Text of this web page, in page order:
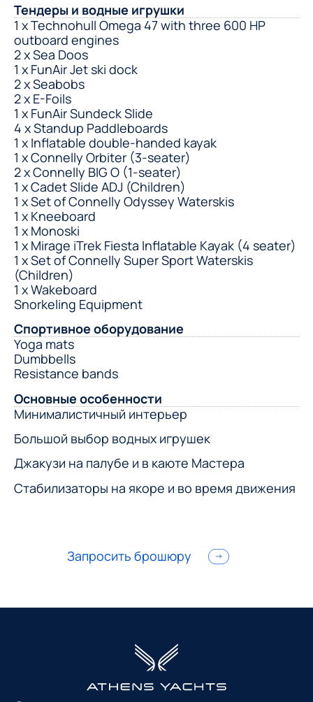
Тендеры и водные игрушки
1 x Technohull Omega 47 with three 600 HP
outboard engines
2 x Sea Doos
1 x FunAir Jet ski dock
2 x Seabobs
2 x E-Foils
1 x FunAir Sundeck Slide
4 x Standup Paddleboards
1 x Inflatable double-handed kayak
1 x Connelly Orbiter (3-seater)
2 x Connelly BIG O (1-seater)
1 x Cadet Slide ADJ (Children)
1 x Set of Connelly Odyssey Waterskis
1 x Kneeboard
1 x Monoski
1 x Mirage iTrek Fiesta Inflatable Kayak (4 seater)
1 x Set of Connelly Super Sport Waterskis
(Children)
1 x Wakeboard
Snorkeling Equipment
Спортивное оборудование
Yoga mats
Dumbbells
Resistance bands
Основные особенности
Минималистичный интерьер
Большой выбор водных игрушек
Джакузи на палубе и в каюте Мастера
Стабилизаторы на якоре и во время движения
Запросить брошюру